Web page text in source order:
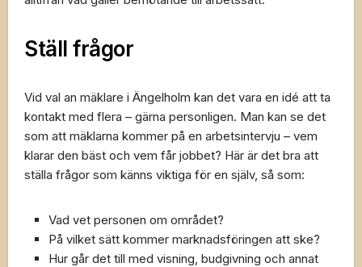
Ställ frågor
Vid val an mäklare i Ängelholm kan det vara en idé att ta
kontakt med flera – gärna personligen. Man kan se det
som att mäklarna kommer på en arbetsintervju – vem
klarar den bäst och vem får jobbet? Här är det bra att
ställa frågor som känns viktiga för en själv, så som:
Vad vet personen om området?
På vilket sätt kommer marknadsföringen att ske?
Hur går det till med visning, budgivning och annat